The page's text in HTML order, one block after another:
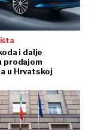
i dalje
prodajom
u Hrvatskoj